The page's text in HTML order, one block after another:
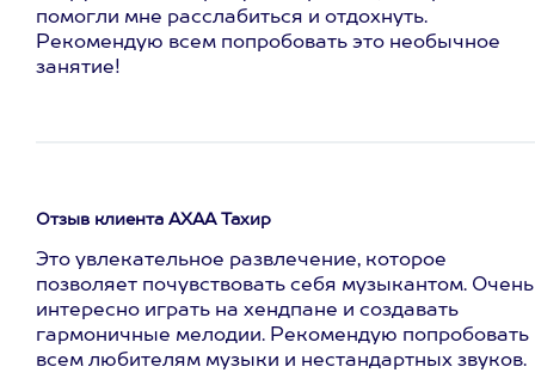
помогли мне расслабиться и отдохнуть.
Рекомендую всем попробовать это необычное
занятие!
Отзыв клиента АХАА Тахир
Это увлекательное развлечение, которое
позволяет почувствовать себя музыкантом. Очень
интересно играть на хендпане и создавать
гармоничные мелодии. Рекомендую попробовать
всем любителям музыки и нестандартных звуков.